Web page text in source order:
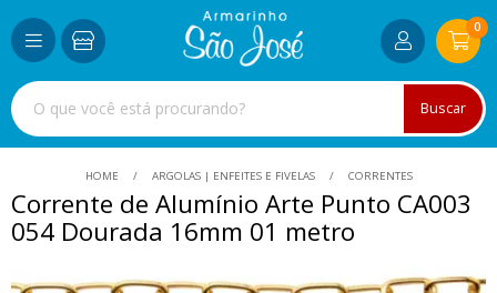
Buscar
0
HOME ARGOLAS | ENFEITES E FIVELAS CORRENTES
Corrente de Alumínio Arte Punto CA003
054 Dourada 16mm 01 metro